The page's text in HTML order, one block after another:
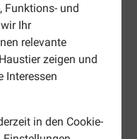
Funktions- und
Ihr
relevante
zeigen und
Interessen
in den Cookie-
Ihren Tierarzt.
das Wasser im
kann beim
Hundes zu sehr
auf dem Gewässer,
lauert